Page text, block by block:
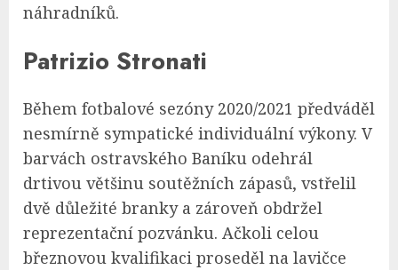
náhradníků.
Patrizio Stronati
Během fotbalové sezóny 2020/2021 předváděl
nesmírně sympatické individuální výkony. V
barvách ostravského Baníku odehrál
drtivou většinu soutěžních zápasů, vstřelil
dvě důležité branky a zároveň obdržel
reprezentační pozvánku. Ačkoli celou
březnovou kvalifikaci proseděl na lavičce